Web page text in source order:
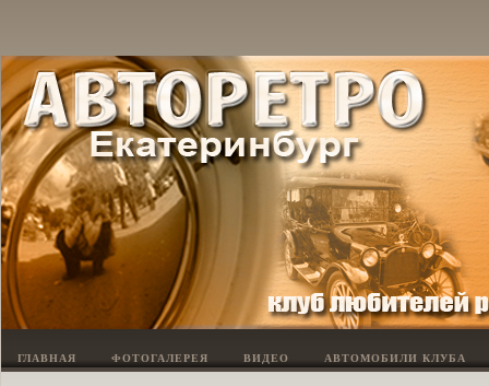
ГЛАВНАЯ ФОТОГАЛЕРЕЯ ВИДЕО АВТОМОБИЛИ КЛУБА